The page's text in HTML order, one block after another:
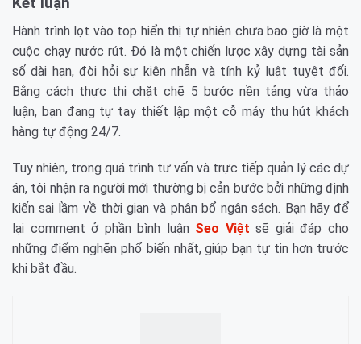
Hành trình lọt vào top hiển thị tự nhiên chưa bao giờ là một
cuộc chạy nước rút. Đó là một chiến lược xây dựng tài sản
số dài hạn, đòi hỏi sự kiên nhẫn và tính kỷ luật tuyệt đối.
Bằng cách thực thi chặt chẽ 5 bước nền tảng vừa thảo
luận, bạn đang tự tay thiết lập một cỗ máy thu hút khách
hàng tự động 24/7.
Tuy nhiên, trong quá trình tư vấn và trực tiếp quản lý các dự
án, tôi nhận ra người mới thường bị cản bước bởi những định
kiến sai lầm về thời gian và phân bổ ngân sách. Bạn hãy để
lại comment ở phần bình luận Seo Việt sẽ giải đáp cho
những điểm nghẽn phổ biến nhất, giúp bạn tự tin hơn trước
khi bắt đầu.